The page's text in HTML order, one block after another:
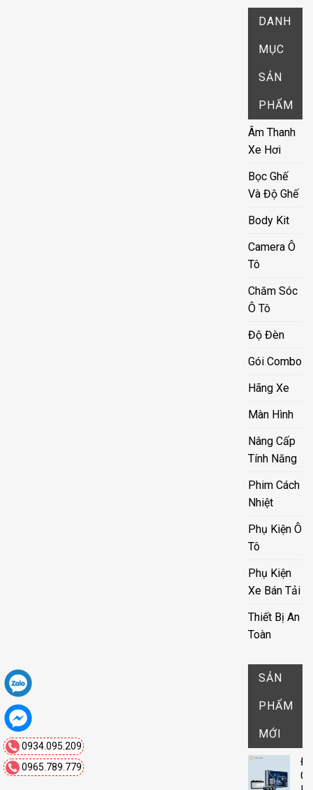
DANH
MỤC
SẢN
PHẨM
Âm Thanh
Xe Hơi
Bọc Ghế
Và Độ Ghế
Body Kit
Camera Ô
Tô
Chăm Sóc
Ô Tô
Độ Đèn
Gói Combo
Hãng Xe
Màn Hình
Nâng Cấp
Tính Năng
Phim Cách
Nhiệt
Phụ Kiện Ô
Tô
Phụ Kiện
Xe Bán Tải
Thiết Bị An
Toàn
SẢN
PHẨM
MỚI
0965.789.779
0934.095.209